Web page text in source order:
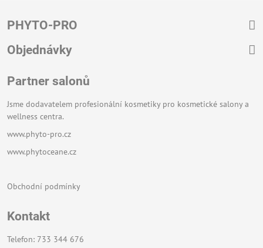
PHYTO-PRO
Objednávky
Partner salonů
Jsme dodavatelem profesionální kosmetiky pro kosmetické salony a
wellness centra.
www.phyto-pro.cz
www.phytoceane.cz
Obchodní podmínky
Kontakt
Telefon: 733 344 676